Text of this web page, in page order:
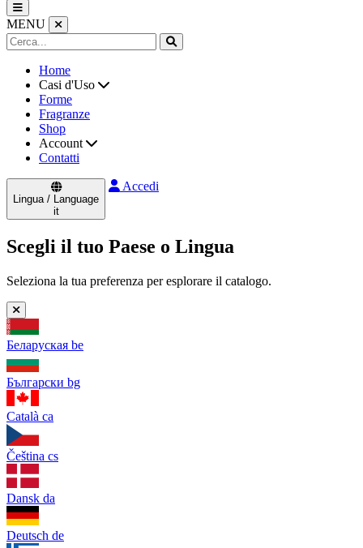
MENU
Home
Casi d'Uso
Forme
Fragranze
Shop
Account
Contatti
Lingua / Language
it
Accedi
Scegli il tuo Paese o Lingua
Seleziona la tua preferenza per esplorare il catalogo.
Беларуская be
Български bg
Català ca
Čeština cs
Dansk da
Deutsch de